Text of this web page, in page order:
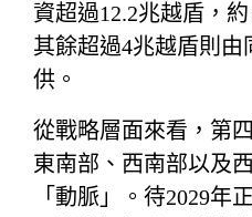
資超過12.2兆越盾，
其餘超過4兆越盾則由
供。
從戰略層面來看，第
東南部、西南部以及
「動脈」。待2029年